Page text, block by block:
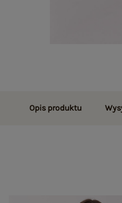
Opis produktu